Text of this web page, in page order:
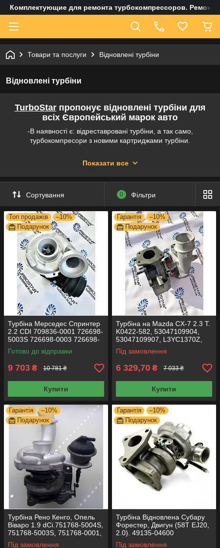
Комплектующие для ремонта турбокомпрессоров. Ремонт
Товари та послуги Відновлені турбіни
Відновлені турбіни
TurboStarпропонує відновлені турбіни для
всіх Європейський марок авто
-В наявності є: відреставровані турбіни, а так само,
турбокомпресори з новими картриджами турбіни.
офіційному бланку
ПОДАРУНОК
до турбіни (комплект прокладок для установки
турбокомпресора)
- Для СТО і торгуючих організацій додатково 5% ЗНИЖКИ
Показати все
Сортування 0 Фільтри
Топ продажів
–10%
Подарунок
Турбіна Мерседес Спринтер
2.2 CDI 709836-0001 726698-
5003S 726698-0003 726698-
0002 726698-0001
Готово до відправки
9 703 ₴ 10 781 ₴
Купити
Гарантія
–10%
Подарунок
Турбіна на Mazda CX-7 2.3 T.
K0422-582, 53047109904,
53047109907, L3YC1370Z,
L33L13700B, L33L13700C,
L3Y41370Z
Під замовлення
6 329,70 ₴ 7 033 ₴
Купити
Гарантія
–10%
Подарунок
Турбіна Рено Кенго, Опель
Віваро 1.9 dCi.751768-5004S,
751768-5003S, 751768-0001,
717345-0002, 703245-0001
Під замовлення
Гарантія
–10%
Подарунок
Турбіна Відновлена Субару
Форестер, Двигун (58T EJ20,
2.0). 49135-04600
14412AA240
Під замовлення